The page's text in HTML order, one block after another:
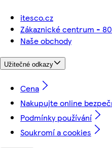
itesco.cz
Zákaznické centrum -
Naše obchody
Užitečné odkazy
Cena
Nakupujte online
Podmínky používání
Soukromí a cookies